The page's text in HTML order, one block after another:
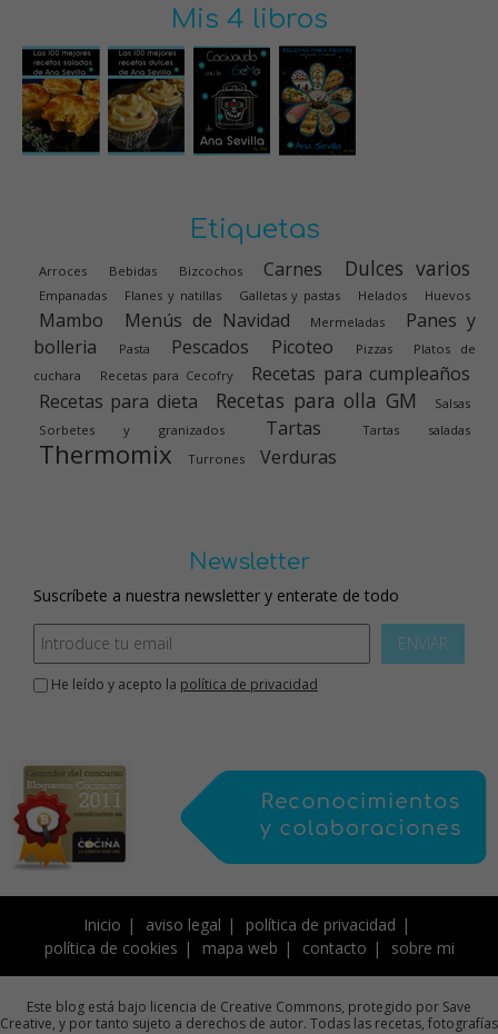
Mis 4 libros
Etiquetas
Arroces Bebidas Bizcochos Carnes Dulces varios
Empanadas Flanes y natillas Galletas y pastas Helados Huevos
Mambo Menús de Navidad Mermeladas
Panes y
bolleria
Pasta Pescados Picoteo Pizzas
Platos de
cuchara
Recetas para Cecofry
Recetas para cumpleaños
Recetas para dieta
Recetas para olla GM
Salsas
Sorbetes y granizados
Tartas Tartas saladas
Thermomix Turrones Verduras
Newsletter
Suscríbete a nuestra newsletter y enterate de todo
ENVIAR
He leído y acepto la política de privacidad
Inicio aviso legal
política de privacidad
política de cookies
mapa web contacto sobre mi
Este blog está bajo licencia de Creative Commons, protegido por Save
Creative, y por tanto sujeto a derechos de autor. Todas las recetas, fotografías